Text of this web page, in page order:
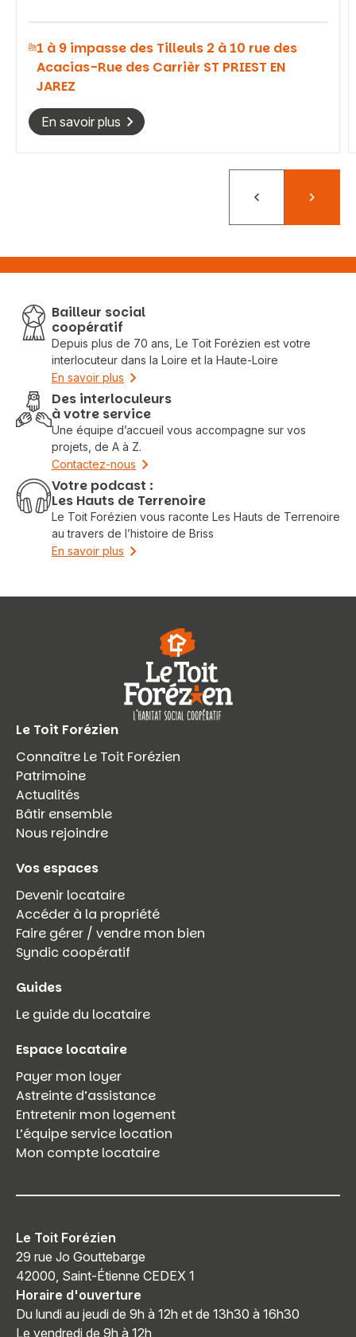
Rechercher
1 à 9 impasse des Tilleuls 2 à 10 rue des
Acacias-Rue des Carrièr ST PRIEST EN
JAREZ
En savoir plus
PrécédentSuivant
Bailleur social
coopératif
Depuis plus de 70 ans, Le Toit Forézien est votre
interlocuteur dans la Loire et la Haute-Loire
En savoir plus
Des interloculeurs
à votre service
Une équipe d’accueil vous accompagne sur vos
projets, de A à Z.
Contactez-nous
Votre podcast :
Les Hauts de Terrenoire
Le Toit Forézien vous raconte Les Hauts de Terrenoire
au travers de l’histoire de Briss
En savoir plus
Le Toit Forézien
Connaître Le Toit Forézien
Patrimoine
Actualités
Bâtir ensemble
Nous rejoindre
Vos espaces
Devenir locataire
Accéder à la propriété
Faire gérer / vendre mon bien
Syndic coopératif
Guides
Le guide du locataire
Espace locataire
Payer mon loyer
Astreinte d’assistance
Entretenir mon logement
L’équipe service location
Mon compte locataire
Le Toit Forézien
29 rue Jo Gouttebarge
42000, Saint-Étienne CEDEX 1
Horaire d'ouverture
Du lundi au jeudi de 9h à 12h et de 13h30 à 16h30
Le vendredi de 9h à 12h